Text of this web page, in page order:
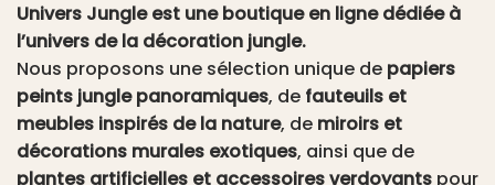
Univers Jungle est une boutique en ligne dédiée à
l’univers de la décoration jungle.
Nous proposons une sélection unique de papiers
peints jungle panoramiques, de fauteuils et
meubles inspirés de la nature, de miroirs et
décorations murales exotiques, ainsi que de
plantes artificielles et accessoires verdoyants pour